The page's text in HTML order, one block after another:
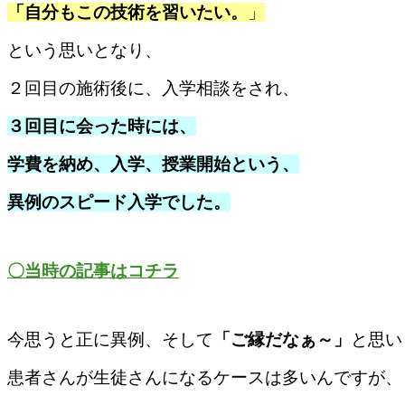
「自分もこの技術を習いたい。
」
という思いとなり、
２回目の施術後に、
入学相談をされ、
３回目に会った時には、
学費を納め、入学、授業開始という、
異例のスピード入学でした。
〇当時の記事はコチラ
今思うと正に異例、そして 「ご縁だなぁ～」
と思
患者さんが生徒さんになるケースは多いんですが、